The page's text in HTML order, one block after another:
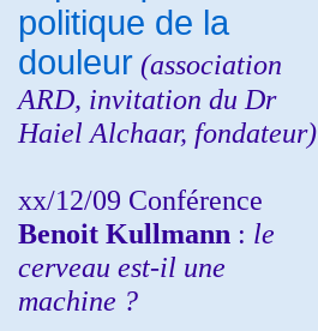
politique de la
douleur (association
ARD, invitation du Dr
Haiel Alchaar, fondateur)
xx/12/09 Conférence
Benoit Kullmann : le
cerveau est-il une
machine ?